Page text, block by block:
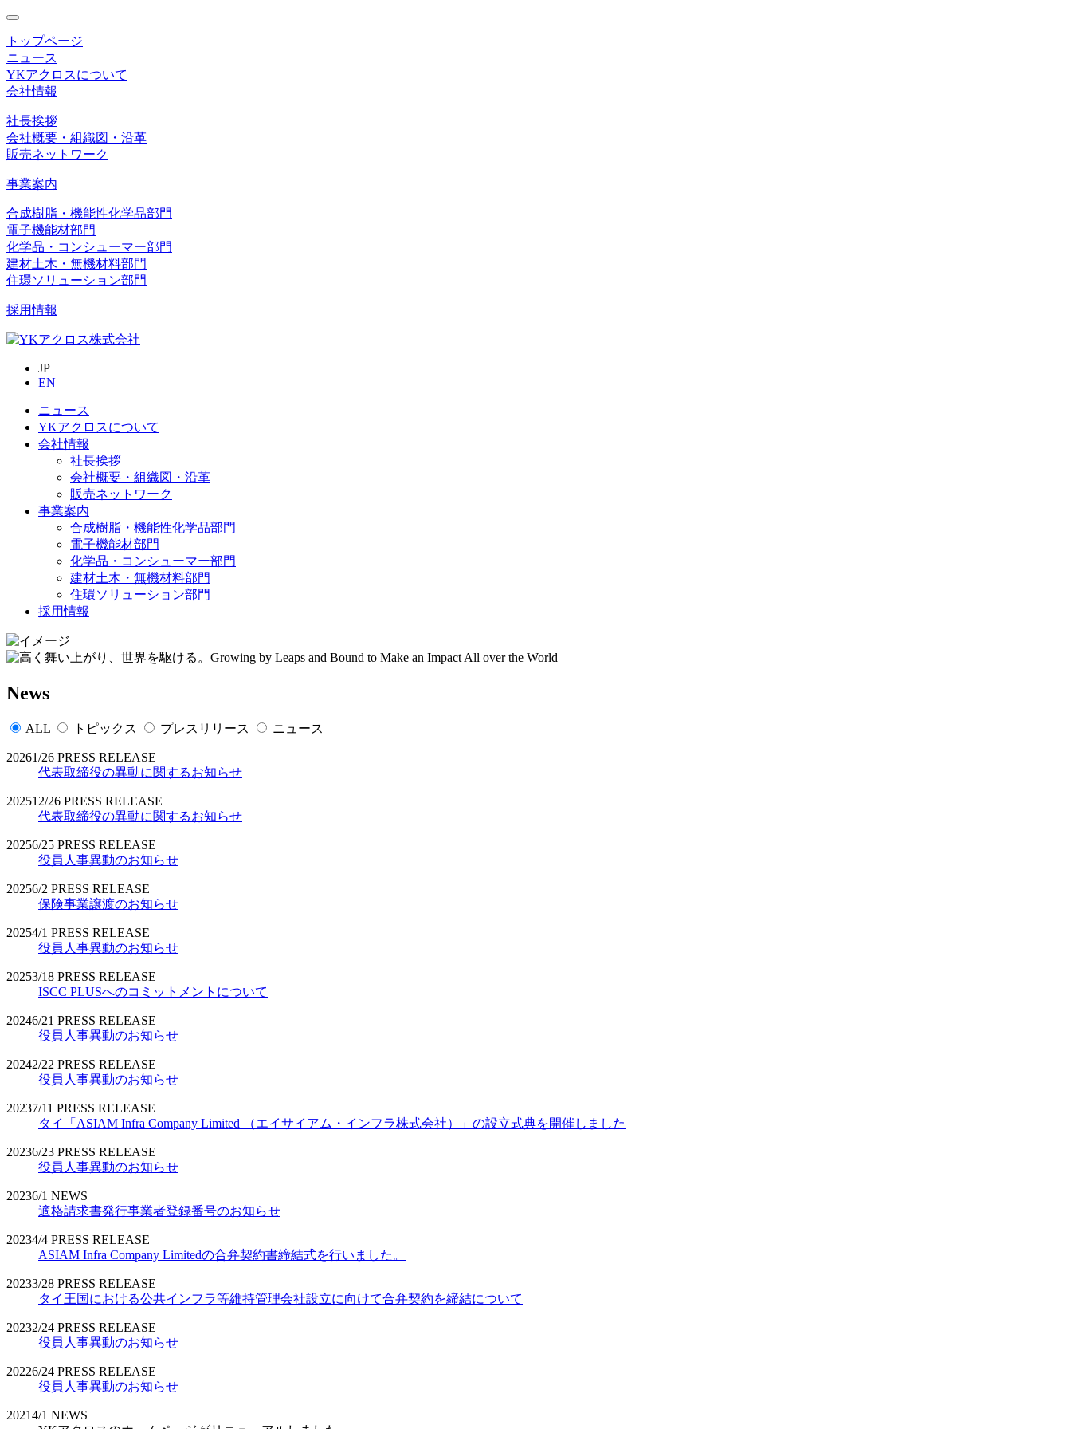
toggle
navigation
トップページ
ニュース
YKアクロスについて
会社情報
社長挨拶
会社概要・組織図・沿革
販売ネットワーク
事業案内
合成樹脂・機能性化学品部門
電子機能材部門
化学品・コンシューマー部門
建材土木・無機材料部門
住環ソリューション部門
採用情報
JP
EN
ニュース
YKアクロスについて
会社情報
社長挨拶
会社概要・組織図・沿革
販売ネットワーク
事業案内
合成樹脂・機能性化学品部門
電子機能材部門
化学品・コンシューマー部門
建材土木・無機材料部門
住環ソリューション部門
採用情報
News
ALL トピックス プレスリリース ニュース
20261/26 PRESS RELEASE
代表取締役の異動に関するお知らせ
202512/26 PRESS RELEASE
代表取締役の異動に関するお知らせ
20256/25 PRESS RELEASE
役員人事異動のお知らせ
20256/2 PRESS RELEASE
保険事業譲渡のお知らせ
20254/1 PRESS RELEASE
役員人事異動のお知らせ
20253/18 PRESS RELEASE
ISCC PLUSへのコミットメントについて
20246/21 PRESS RELEASE
役員人事異動のお知らせ
20242/22 PRESS RELEASE
役員人事異動のお知らせ
20237/11 PRESS RELEASE
タイ「ASIAM Infra Company Limited （エイサイアム・インフラ株式会社）」の設立式典を開催しました
20236/23 PRESS RELEASE
役員人事異動のお知らせ
20236/1 NEWS
適格請求書発行事業者登録番号のお知らせ
20234/4 PRESS RELEASE
ASIAM Infra Company Limitedの合弁契約書締結式を行いました。
20233/28 PRESS RELEASE
タイ王国における公共インフラ等維持管理会社設立に向けて合弁契約を締結について
20232/24 PRESS RELEASE
役員人事異動のお知らせ
20226/24 PRESS RELEASE
役員人事異動のお知らせ
20214/1 NEWS